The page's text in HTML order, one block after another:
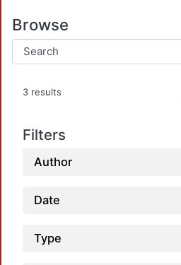
Browse
3 results
Filters
Author
Date
Type